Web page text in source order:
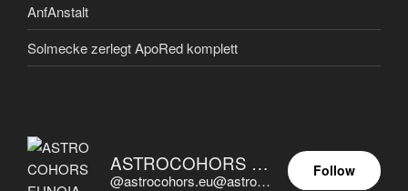
AnfAnstalt
Solmecke zerlegt ApoRed komplett
ASTROCOHORS EUNOIA ULTIMA
@astrocohors.eu@astrocohors.eu
Follow